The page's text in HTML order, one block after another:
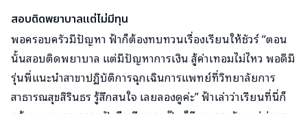
สอบติดพยาบาลแต่ไม่มีทุน
พอครอบครัวมีปัญหา ฟ้าก็ต้องทบทวนเรื่องเรียนให้ชัวร์ “ตอน
นั้นสอบติดพยาบาล แต่มีปัญหาการเงิน สู้ค่าเทอมไม่ไหว พอดีมี
รุ่นพี่แนะนำสาขาปฏิบัติการฉุกเฉินการแพทย์ที่วิทยาลัยการ
สาธารณสุขสิรินธร รู้สึกสนใจ เลยลองดูค่ะ” ฟ้าเล่าว่าเรียนที่นี่ก็